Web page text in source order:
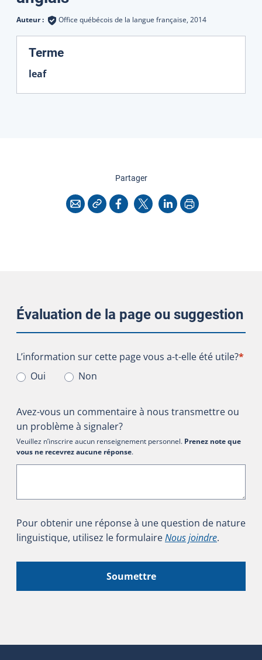
Auteur : Office québécois de la langue française, 2014
Terme:
leaf
Partagercette page
CourrielCopier l'adresse
Facebook
X LinkedInImprimer
Évaluation de la page ou suggestion
L’information sur cette page vous a-t-elle été utile?
L’information sur cette page vous a-t-elle été utile?*
Oui
Non
Avez-vous un commentaire à nous transmettre ou
un problème à signaler?
Veuillez n’inscrire aucun renseignement personnel. Prenez note que
vous ne recevrez aucune réponse.
Pour obtenir une réponse à une question de nature
linguistique, utilisez le formulaireNous joindre.
Soumettre